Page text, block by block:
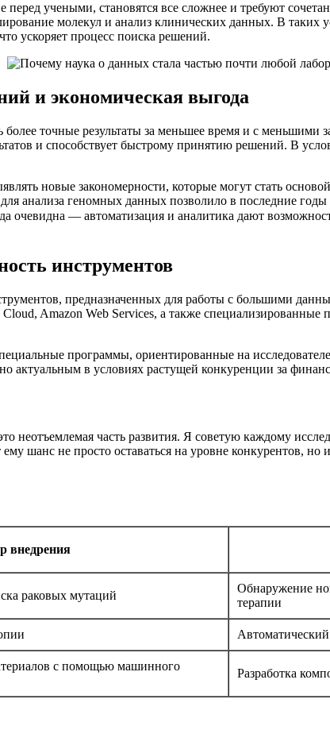
перед учеными, становятся все сложнее и требуют
молекул и анализ клинических данных. В таких
ускоряет процесс поиска решений.
и экономическая выгода
точные результаты за меньшее время и с меньшими
и способствует быстрому принятию решений. В
новые закономерности, которые могут стать
анализа геномных данных позволило в последние годы
очевидна — автоматизация и аналитика дают
инструментов
предназначенных для работы с большими
Amazon Web Services, а также
программы, ориентированные на
актуальным в условиях растущей конкуренции за
неотъемлемая часть развития. Я советую каждому
шанс не просто оставаться на уровне конкурентов,
внедрения
раковых мутаций
Обнаружение
терапии
с помощью машинного
Разработка